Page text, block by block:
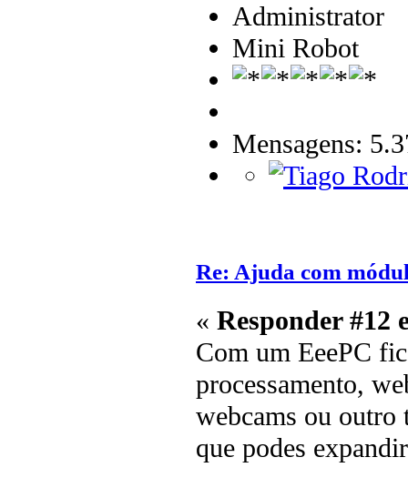
Administrator
Mini Robot
Mensagens:
Re: Ajuda com
« Responder #12
Com um EeePC
processamento,
webcams ou outro
que podes